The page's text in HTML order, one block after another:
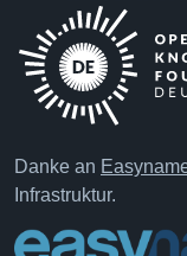
Danke an
Infrastruktur.